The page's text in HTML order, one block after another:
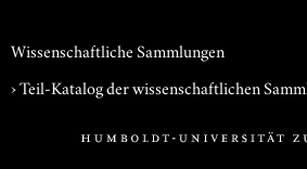
Wissenschaftliche Sammlungen
› Teil-Katalog der wissenschaftlichen